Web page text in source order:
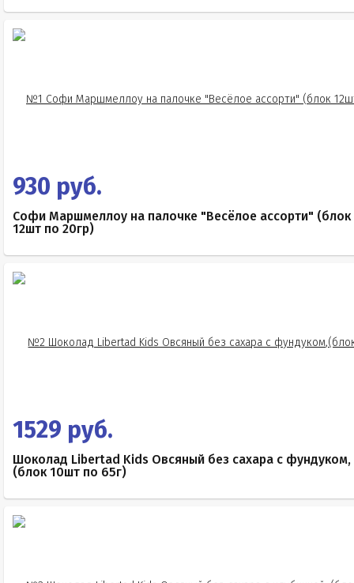
930 руб.
Софи Маршмеллоу на палочке "Весёлое ассорти" (блок
12шт по 20гр)
1529 руб.
Шоколад Libertad Kids Овсяный без сахара с фундуком,
(блок 10шт по 65г)